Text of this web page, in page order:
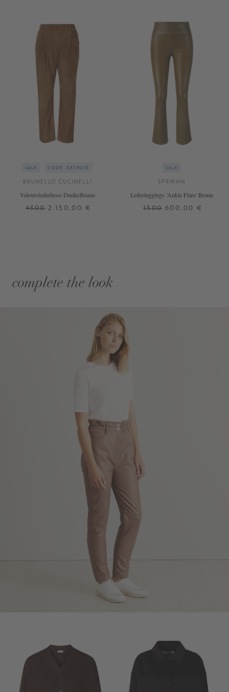
SALE CODE: EXTRA15
BRUNELLO CUCINELLI
Velourslederhose Dunkelbraun
4300 2.150,00 €
SALE
SPRWMN
Lederleggings 'Ankle Flare' Braun
1500 600,00 €
complete the look